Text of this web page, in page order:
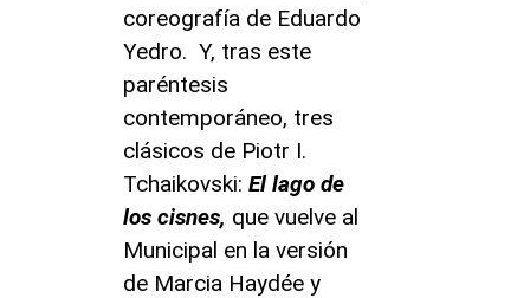
coreografía de Eduardo
Yedro. Y, tras este
paréntesis
contemporáneo, tres
clásicos de Piotr I.
Tchaikovski: El lago de
los cisnes, que vuelve al
Municipal en la versión
de Marcia Haydée y